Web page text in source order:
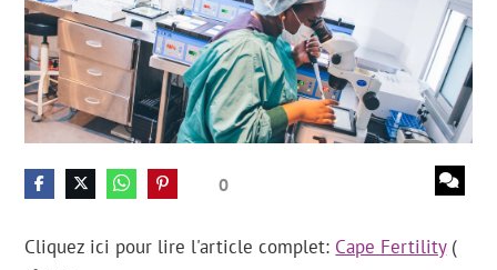
0
Cliquez ici pour lire l'article complet: Cape Fertility(